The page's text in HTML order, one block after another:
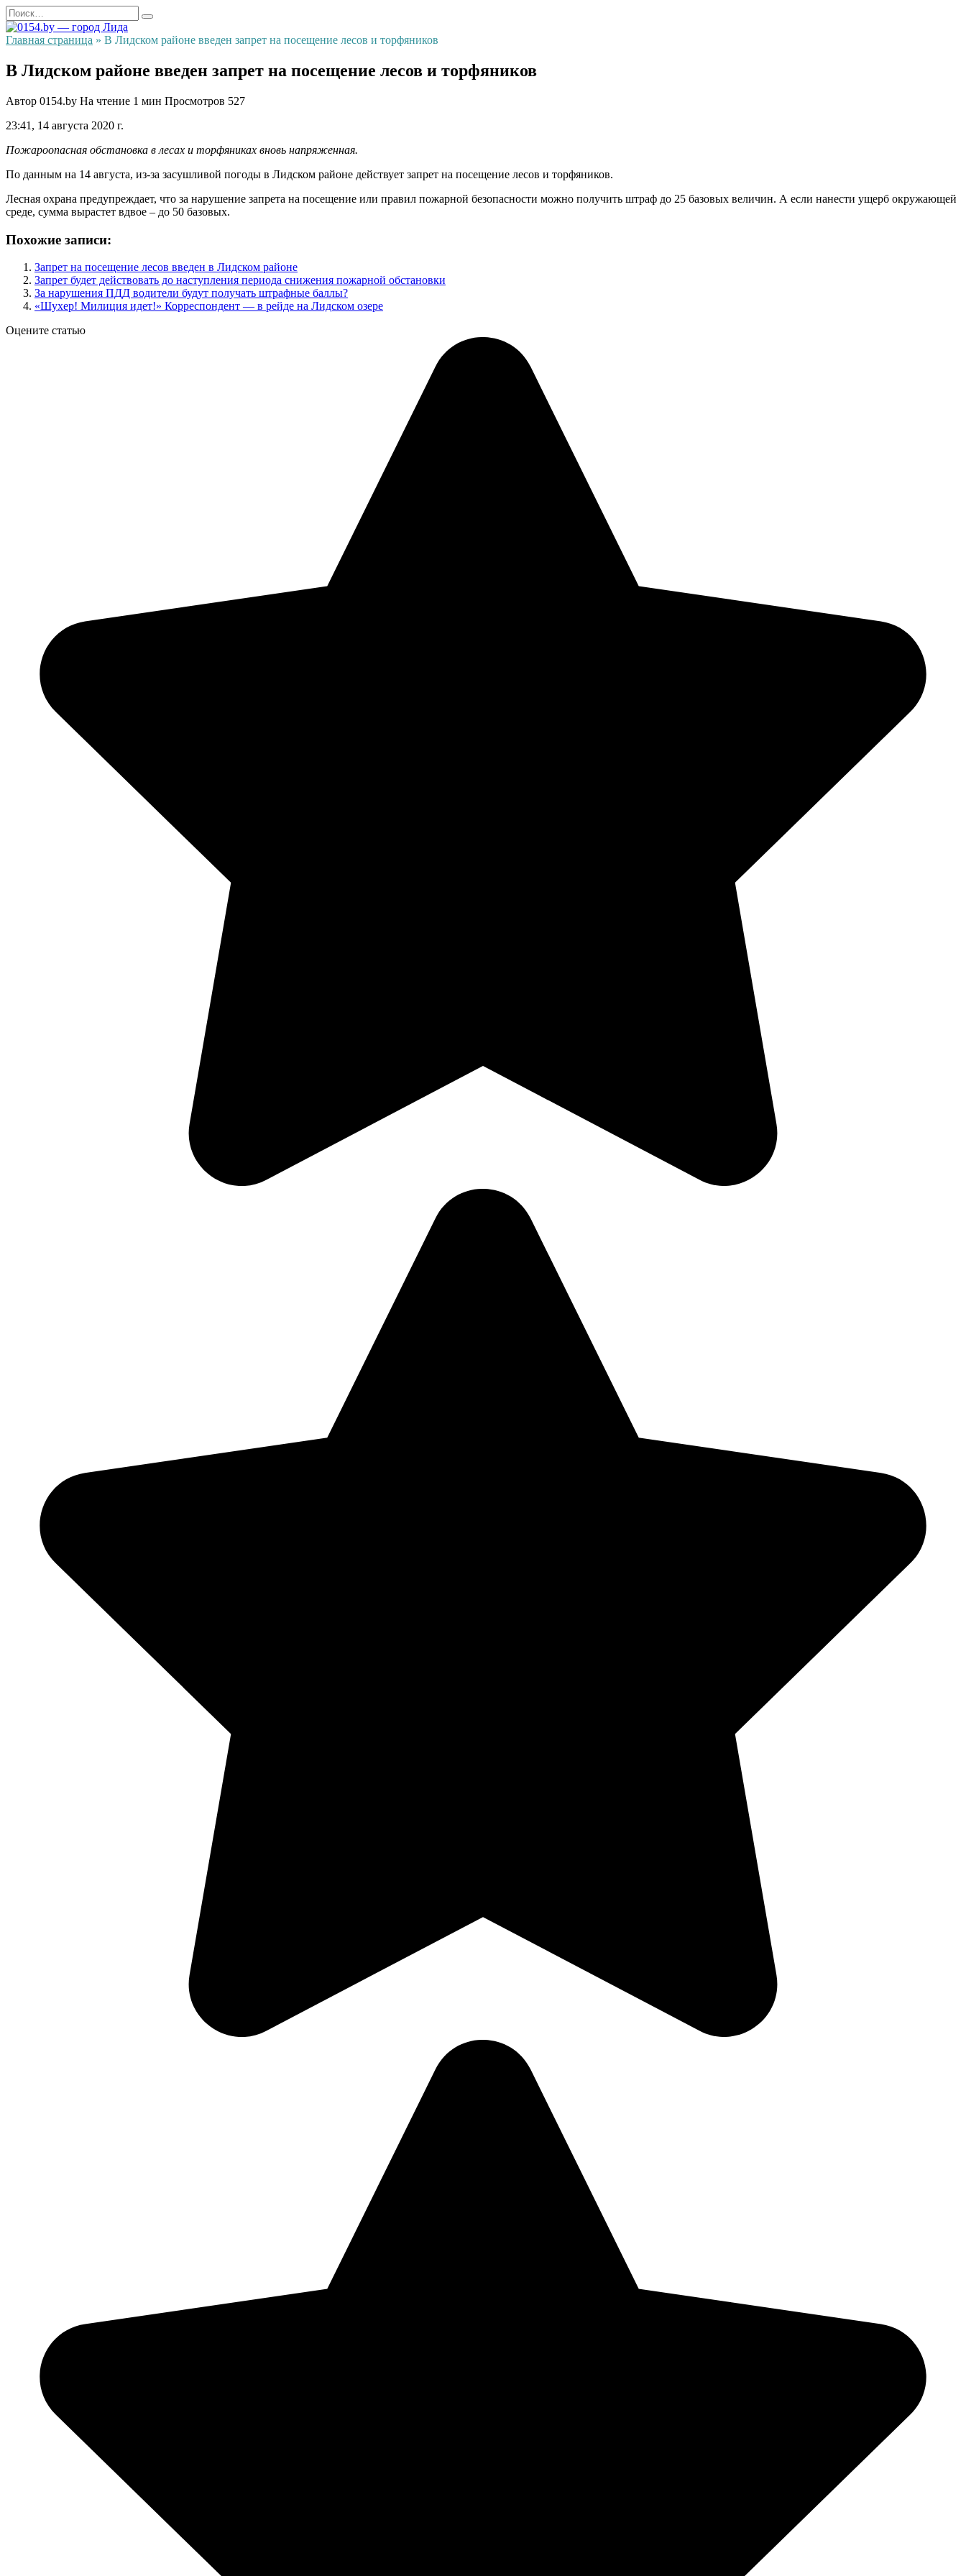
Перейти
к
содержанию
Search
for:
Главная страница » В Лидском районе введен запрет на посещение лесов и торфяников
В Лидском районе введен запрет на посещение лесов и торфяников
Автор 0154.by На чтение 1 мин Просмотров 527
23:41, 14 августа 2020 г.
Пожароопасная обстановка в лесах и торфяниках вновь напряженная.
По данным на 14 августа, из-за засушливой погоды в Лидском районе действует запрет на посещение лесов и торфяников.
Лесная охрана предупреждает, что за нарушение запрета на посещение или правил пожарной безопасности можно получить штраф до 25 базовых величин. А если нанести ущерб окружающей
среде, сумма вырастет вдвое – до 50 базовых.
Похожие записи:
Запрет на посещение лесов введен в Лидском районе
Запрет будет действовать до наступления периода снижения пожарной обстановки
За нарушения ПДД водители будут получать штрафные баллы?
«Шухер! Милиция идет!» Корреспондент — в рейде на Лидском озере
Оцените статью